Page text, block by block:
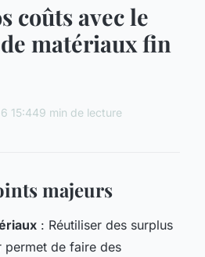
coûts avec le
matériaux fin
15:449 min de lecture
majeurs
: Réutiliser des surplus
permet de faire des